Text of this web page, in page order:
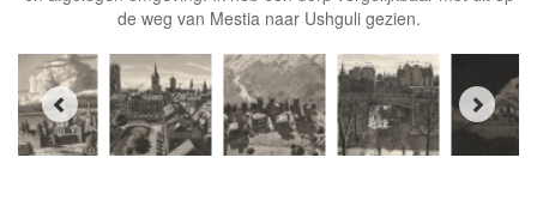
de weg van Mestia naar Ushguli gezien.